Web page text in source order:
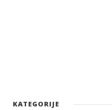
KATEGORIJE